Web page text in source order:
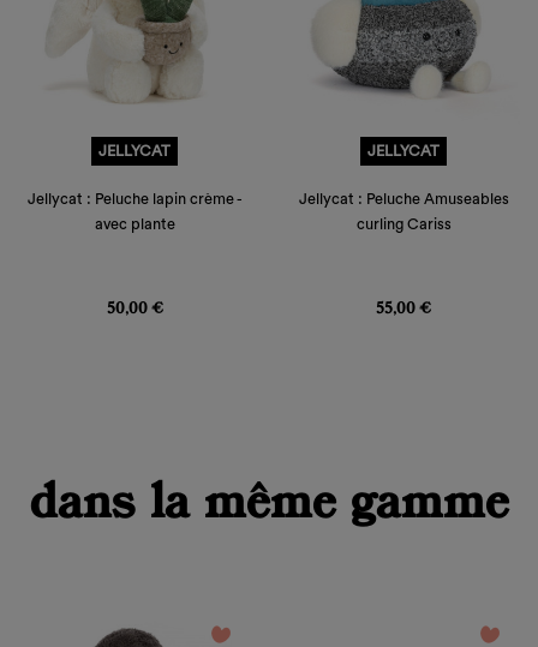
JELLYCAT
Jellycat : Peluche lapin crème -
avec plante
50,00 €
JELLYCAT
Jellycat : Peluche Amuseables
curling Cariss
55,00 €
dans la même gamme
favorite_border favorite_border